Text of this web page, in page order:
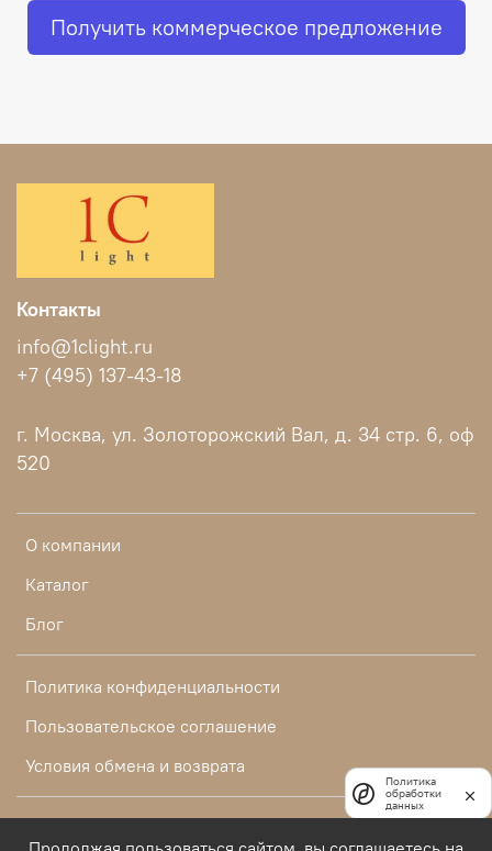
Получить коммерческое предложение
О компании
Каталог
Блог
Политика конфиденциальности
Пользовательское соглашение
Условия обмена и возврата
Контакты
info@1clight.ru
+7 (495) 137-43-18
г. Москва, ул. Золоторожский Вал, д. 34 стр. 6, оф
520
Политика
обработки
данных